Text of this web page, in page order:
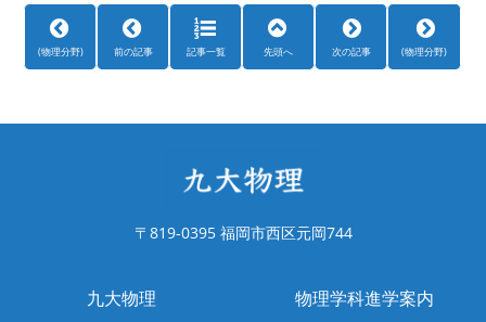
(物理分野) 前の記事 記事一覧 先頭へ 次の記事 (物理分野)
〒819-0395 福岡市西区元岡744
九大物理 物理学科進学案内